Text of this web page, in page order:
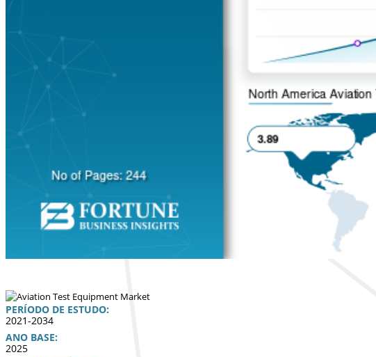
PERÍODO DE ESTUDO:
2021-2034
ANO BASE:
2025